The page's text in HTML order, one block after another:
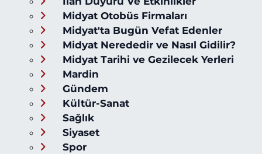
Midyat Otobüs Firmaları
Midyat'ta Bugün Vefat Edenler
Midyat Nerededir ve Nasıl Gidilir?
Midyat Tarihi ve Gezilecek Yerleri
Mardin
Gündem
Kültür-Sanat
Sağlık
Siyaset
Spor